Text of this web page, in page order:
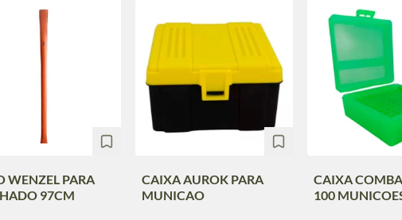
WENZEL PARA
97CM
CAIXA AUROK PARA
MUNICAO
CAIXA
100